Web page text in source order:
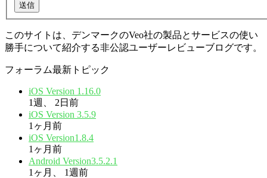
送信
このサイトは、デンマークのVeo社の製品とサービスの使い
勝手について紹介する非公認ユーザーレビューブログです。
フォーラム最新トピック
iOS Version 1.16.0
1週、 2日前
iOS Version 3.5.9
1ヶ月前
iOS Version1.8.4
1ヶ月前
Android Version3.5.2.1
1ヶ月、 1週前